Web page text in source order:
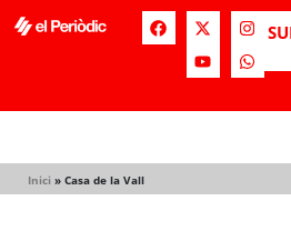
Inici » Casa de la Vall